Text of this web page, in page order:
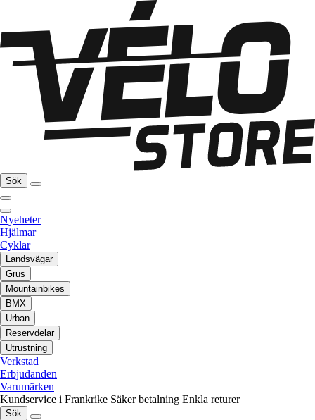
Sök
Nyeheter
Hjälmar
Cyklar
Landsvägar
Grus
Mountainbikes
BMX
Urban
Reservdelar
Utrustning
Verkstad
Erbjudanden
Varumärken
Kundservice i Frankrike Säker betalning Enkla returer
Sök